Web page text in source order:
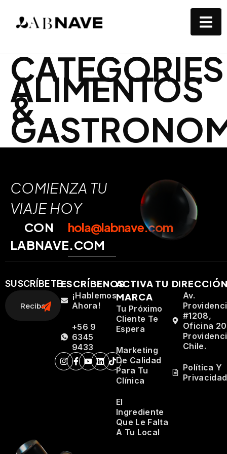
ALIMENTOS
&
COMIENZA TU
VIAJE HOY
CON
LABNAVE.COM
hola@labnave.com
SUSCRÍBETEESCRÍBENOS
¡Hablemos
Ahora!
+56 9
6345
9433
ACTIVA TU
MARCA
Tu Próximo
Cliente Te
Espera
Marketing
De Calidad
Para Tu
Clínica
El
Ingrediente
Que Le Falta
A Tu Local
Av.
#1208,
Oficina
Chile.
Política Y
Privacidad